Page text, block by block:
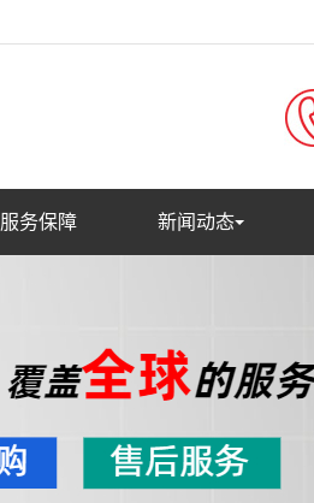
服务保障 新闻动态